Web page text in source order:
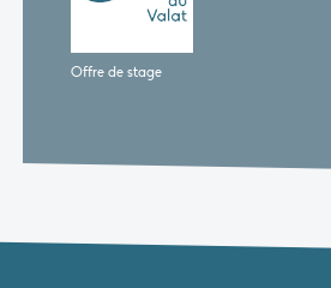
Offre de stage